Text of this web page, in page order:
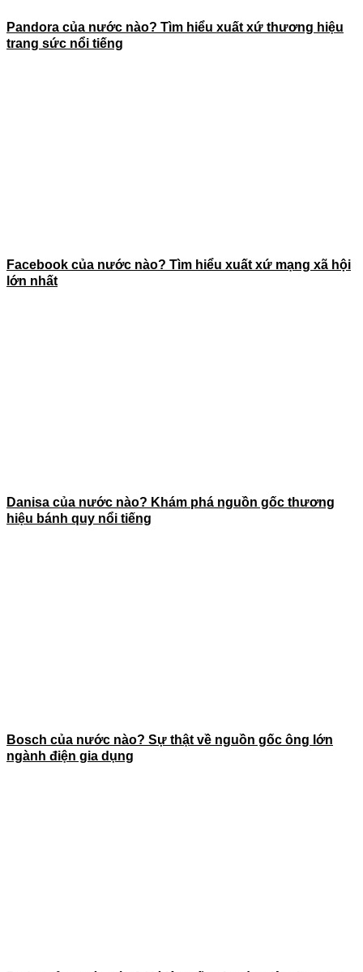
Pandora của nước nào? Tìm hiểu xuất xứ thương hiệu
trang sức nổi tiếng
Facebook của nước nào? Tìm hiểu xuất xứ mạng xã hội
lớn nhất
Danisa của nước nào? Khám phá nguồn gốc thương
hiệu bánh quy nổi tiếng
Bosch của nước nào? Sự thật về nguồn gốc ông lớn
ngành điện gia dụng